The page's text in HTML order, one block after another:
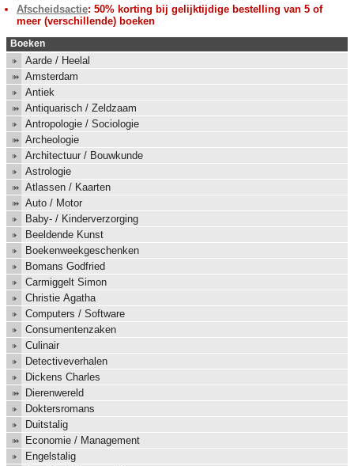
Afscheidsactie: 50% korting bij gelijktijdige bestelling van 5 of
meer (verschillende) boeken
Boeken
Aarde / Heelal
Amsterdam
Antiek
Antiquarisch / Zeldzaam
Antropologie / Sociologie
Archeologie
Architectuur / Bouwkunde
Astrologie
Atlassen / Kaarten
Auto / Motor
Baby- / Kinderverzorging
Beeldende Kunst
Boekenweekgeschenken
Bomans Godfried
Carmiggelt Simon
Christie Agatha
Computers / Software
Consumentenzaken
Culinair
Detectiveverhalen
Dickens Charles
Dierenwereld
Doktersromans
Duitstalig
Economie / Management
Engelstalig